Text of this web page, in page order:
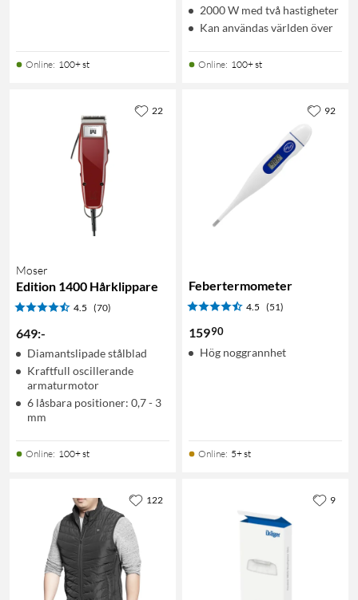
Online: 100+ st
2000 W med två hastigheter
Kan användas världen över
Online: 100+ st
Moser
Edition 1400 Hårklippare
4.5 (70)
649:-
Diamantslipade stålblad
Kraftfull oscillerande
armaturmotor
6 låsbara positioner: 0,7 - 3
mm
Online: 100+ st
22
Febertermometer
4.5 (51)
15990
Hög noggrannhet
Online: 5+ st
92
122 9